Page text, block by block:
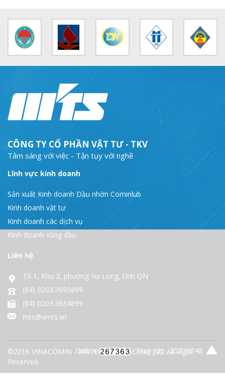
CÔNG TY CỔ PHẦN VẬT TƯ - TKV
Tâm sáng với việc - Tận tụy với nghề
Lĩnh vực kinh doanh
Sản xuất Kinh doanh Dầu nhờn Cominlub
Kinh doanh vật tư
Kinh doanh các dịch vụ
Kinh doanh xăng dầu
Liên hệ
Tổ 1, Khu 2, phường Hạ Long, tỉnh QN
(84) 0203.3695899
(84) 0203.3634899
mts@vmts.vn
©2016 VINACOMIN - MATERIALS TRADING JSC. All Right
Reserved.
Online: - Truy cập : 25733748